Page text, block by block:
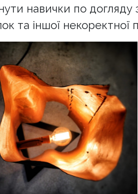
навички по догляду
та іншої некоректної